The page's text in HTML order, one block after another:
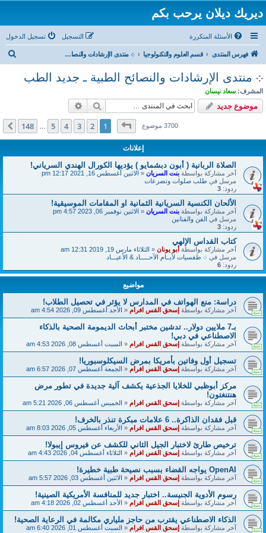
ديريك ديلان يرحب بكم
الأسئلة المتكررة تسجيل الدخول التسجيل
فهرس المنتدى قسم العلوم والتكنولوجيا ܀ منتدى الإرشادات والنصائح الطبية ـ جديد الطب
ب
܀ منتدى الإرشادات والنصائح الطبية ـ جديد الطب
المشرف: سعاد نيسان
موضوع جديد بحث
3700 موضوعصفحة1من 148
1
2
3
4
5
148 التالي
إعلانات
الصلاة الربانية ( أبون دبشمايو ) يؤديها الكورال الهندي السرياني!
آخر مشاركة بواسطةبنت السريان«الاثنين أغسطس 16, 2021 12:17 pm
مرسل فيطلب صلوات وتضرعات
ردود: 3
الألحان الكنسية السريانية الثمانية او المقامات الموسيقية!
آخر مشاركة بواسطةبنت السريان«الاثنين نوفمبر 06, 2023 4:57 pm
مرسل فيالفن والفنانين
ردود: 3
كتاب القداس الإلهي
آخر مشاركة بواسطةأبو يونان«الثلاثاء مارس 19, 2019 12:31 am
مرسل في܀ طقسيات لأيــام الآحـــــاد & الأعيـــاد
ردود: 6
مواضيع
دراسة: منع الهواتف في المدارس لا يؤثر في تحصيل الطلاب!
آخر مشاركة بواسطةإسحق القس افرام«الأحد أغسطس 09, 2026 4:54 am
بـ7 ملايين دولار.. تدشين مختبر أبحاث الديمومة الصحية بالذكاء
الاصطناعي في دبي!
آخر مشاركة بواسطةإسحق القس افرام«السبت أغسطس 08, 2026 4:53 am
تسجيل أول وفاتين بأمريكا بمرض السيكلوسبوريا!
آخر مشاركة بواسطةإسحق القس افرام«الجمعة أغسطس 07, 2026 6:57 am
مركز أبوظبي للخلايا الجذعية يكشف آلية جديدة في تطور مرض
هنتنغتون!
آخر مشاركة بواسطةإسحق القس افرام«الخميس أغسطس 06, 2026 5:21 am
قبل فقدان الذاكرة.. 6 علامات مبكرة تنذر بالخرف!
آخر مشاركة بواسطةإسحق القس افرام«الأربعاء أغسطس 05, 2026 8:03 am
ترخيص طارئ لاختبار الجيل الثاني للكشف عن فيروس إيبولا!
آخر مشاركة بواسطةإسحق القس افرام«الثلاثاء أغسطس 04, 2026 4:43 am
OpenAI يواجه القضاء بسبب نصيحة طبية خطيرة!
آخر مشاركة بواسطةإسحق القس افرام«الاثنين أغسطس 03, 2026 5:57 am
رسوم الأدوية الجنيسة.. اختبار جديد للمنافسة الأمريكية الصينية!
آخر مشاركة بواسطةإسحق القس افرام«الأحد أغسطس 02, 2026 4:18 am
الذكاء الاصطناعي يقترب من حاجز ملياري مكالمة في الرعاية الصحية!
آخر مشاركة بواسطةإسحق القس افرام«السبت أغسطس 01, 2026 6:40 am